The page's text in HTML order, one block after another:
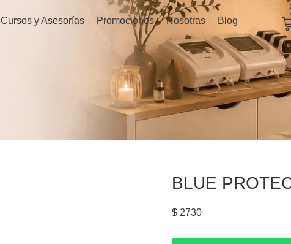
Cursos y Asesorías Promociones Nosotras Blog
BLUE
$2730